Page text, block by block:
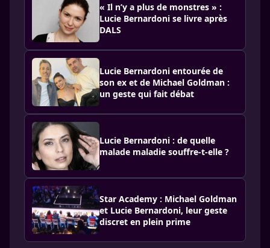
« Il n’y a plus de monstres » :
Lucie Bernardoni se livre après
DALS
Lucie Bernardoni entourée de
son ex et de Michael Goldman :
un geste qui fait débat
Lucie Bernardoni : de quelle
malade maladie souffre-t-elle ?
Star Academy : Michael Goldman
et Lucie Bernardoni, leur geste
discret en plein prime